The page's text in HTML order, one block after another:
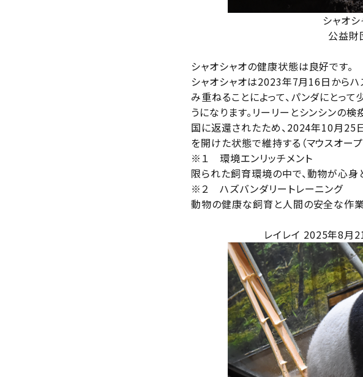
シャオ
公益
シャオシャオの健康状態は良好です。
シャオシャオは2023年7月16日からハ
み重ねることによって、パンダにとっ
うになります。リーリーとシンシンの
国に返還されたため、2024年10月25
を開けた状態で維持する（マウスオープ
※１ 環境エンリッチメント
限られた飼育環境の中で、動物が心身
※２ ハズバンダリートレーニング
動物の健康な飼育と人間の安全な作
レイレイ 2025年8月